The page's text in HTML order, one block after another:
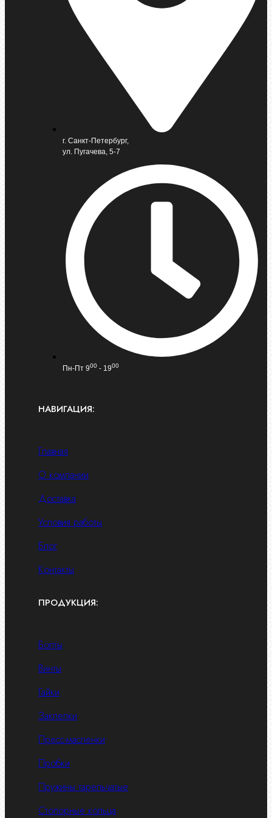
г. Санкт-Петербург,
ул. Пугачева, 5-7
Пн-Пт 900 - 1900
НАВИГАЦИЯ:
Главная
О компании
Доставка
Условия работы
Блог
Контакты
ПРОДУКЦИЯ:
Болты
Винты
Гайки
Заклепки
Пресс-масленки
Пробки
Пружины тарельчатые
Стопорные кольца